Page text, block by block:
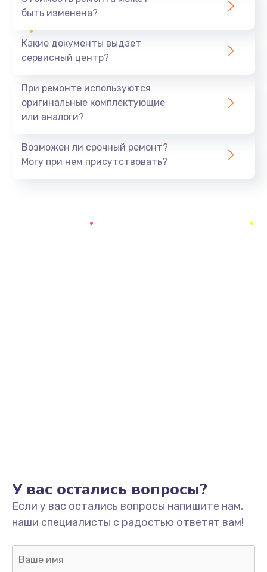
3900 руб.
Настройка Wi-Fi
Заказать
Ремонт петель крышки
Заказать
Заказать
Замена разъёма наушников (гарнитуры)
быть изменена?
Какие документы выдает
сервисный центр?
При ремонте используются
оригинальные комплектующие
или аналоги?
Возможен ли срочный ремонт?
Могу при нем присутствовать?
У вас остались вопросы?
Если у вас остались вопросы напишите нам,
наши специалисты с радостью ответят вам!